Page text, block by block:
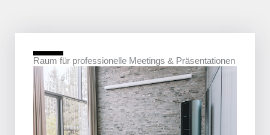
Raum für professionelle Meetings & Präsentationen